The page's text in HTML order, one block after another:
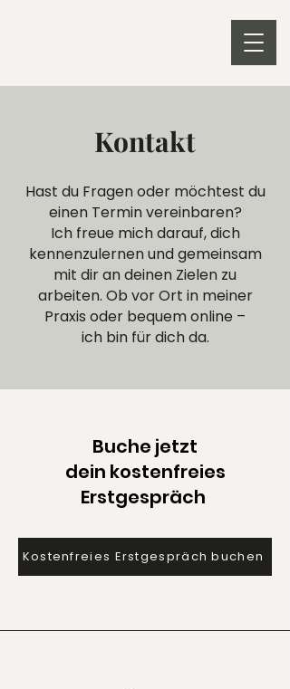
Kontakt
Hast du Fragen oder möchtest du
einen Termin vereinbaren?
Ich freue mich darauf, dich
kennenzulernen und gemeinsam
mit dir an deinen Zielen zu
arbeiten. Ob vor Ort in meiner
Praxis oder bequem online –
ich bin für dich da.
Buche jetzt
dein kostenfreies
Erstgespräch
Kostenfreies Erstgespräch buchen